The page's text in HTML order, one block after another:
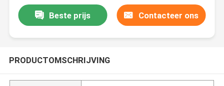
Beste prijs Contacteer ons
PRODUCTOMSCHRIJVING